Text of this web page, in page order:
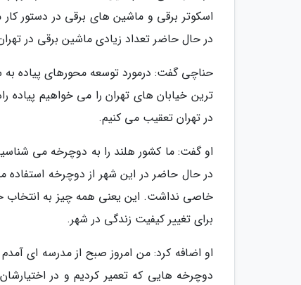
اسکوتر برقی و ماشین های برقی در دستور
در حال حاضر تعداد زیادی ماشین برقی در
حناچی گفت: درمورد توسعه محورهای پیاده
ترین خیابان های تهران را می خواهیم پیاده
در تهران تعقیب می کنیم.
او گفت: ما کشور هلند را به دوچرخه می
در حال حاضر در این شهر از دوچرخه
خاصی نداشت. این یعنی همه چیز به انتخاب
برای تغییر کیفیت زندگی در شهر.
دوچرخه هایی که تعمیر کردیم و در